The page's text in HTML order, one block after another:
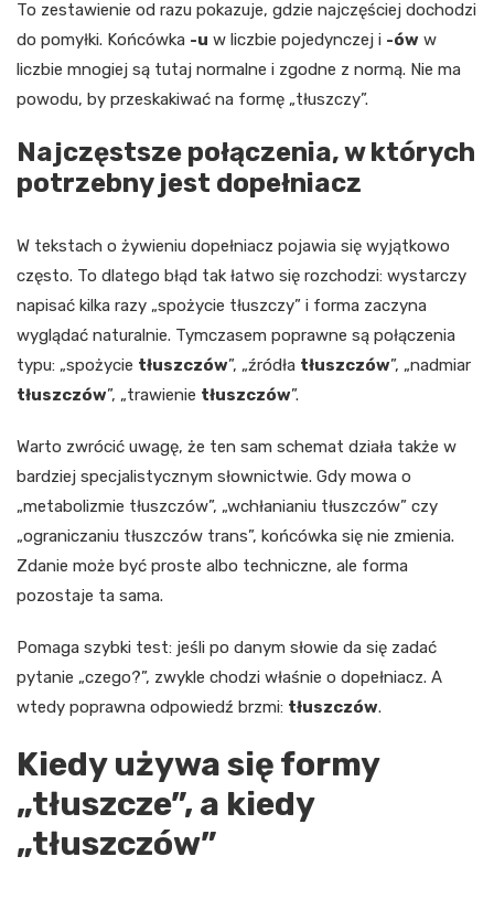
To zestawienie od razu pokazuje, gdzie najczęściej dochodzi
do pomyłki. Końcówka -u w liczbie pojedynczej i -ów w
liczbie mnogiej są tutaj normalne i zgodne z normą. Nie ma
powodu, by przeskakiwać na formę „tłuszczy”.
Najczęstsze połączenia, w których
potrzebny jest dopełniacz
W tekstach o żywieniu dopełniacz pojawia się wyjątkowo
często. To dlatego błąd tak łatwo się rozchodzi: wystarczy
napisać kilka razy „spożycie tłuszczy” i forma zaczyna
wyglądać naturalnie. Tymczasem poprawne są połączenia
typu: „spożycie tłuszczów”, „źródła tłuszczów”, „nadmiar
tłuszczów”, „trawienie tłuszczów”.
Warto zwrócić uwagę, że ten sam schemat działa także w
bardziej specjalistycznym słownictwie. Gdy mowa o
„metabolizmie tłuszczów”, „wchłanianiu tłuszczów” czy
„ograniczaniu tłuszczów trans”, końcówka się nie zmienia.
Zdanie może być proste albo techniczne, ale forma
pozostaje ta sama.
Pomaga szybki test: jeśli po danym słowie da się zadać
pytanie „czego?”, zwykle chodzi właśnie o dopełniacz. A
wtedy poprawna odpowiedź brzmi: tłuszczów.
Kiedy używa się formy
„tłuszcze”, a kiedy
„tłuszczów”